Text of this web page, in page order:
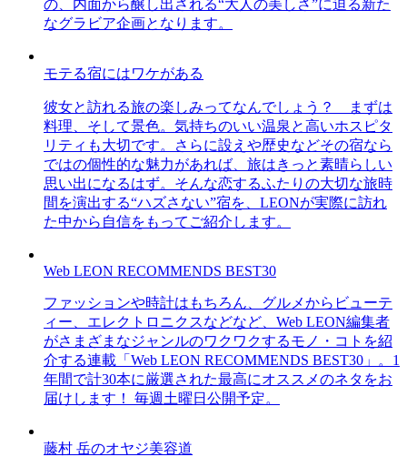
の、内面から醸し出される“大人の美しさ”に迫る新た
なグラビア企画となります。
モテる宿にはワケがある
彼女と訪れる旅の楽しみってなんでしょう？ まずは
料理、そして景色。気持ちのいい温泉と高いホスピタ
リティも大切です。さらに設えや歴史などその宿なら
ではの個性的な魅力があれば、旅はきっと素晴らしい
思い出になるはず。そんな恋するふたりの大切な旅時
間を演出する“ハズさない”宿を、LEONが実際に訪れ
た中から自信をもってご紹介します。
Web LEON RECOMMENDS BEST30
ファッションや時計はもちろん、グルメからビューテ
ィー、エレクトロニクスなどなど、Web LEON編集者
がさまざまなジャンルのワクワクするモノ・コトを紹
介する連載「Web LEON RECOMMENDS BEST30」。1
年間で計30本に厳選された最高にオススメのネタをお
届けします！ 毎週土曜日公開予定。
藤村 岳のオヤジ美容道